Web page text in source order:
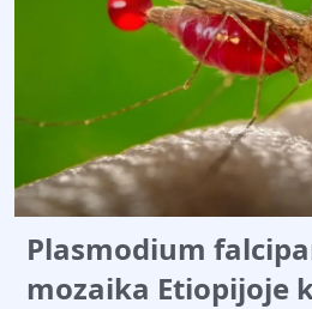
Plasmodium
mozaika Etiopijoje